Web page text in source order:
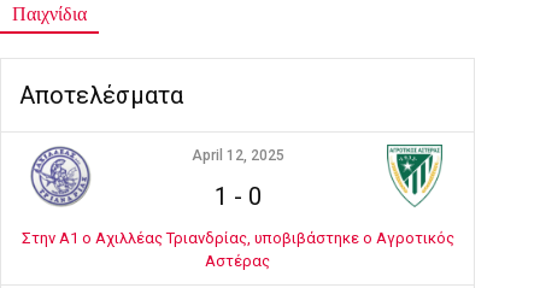
Παιχνίδια
Αποτελέσματα
April 12, 2025
1 - 0
Στην Α1 ο Αχιλλέας Τριανδρίας, υποβιβάστηκε ο Αγροτικός
Αστέρας